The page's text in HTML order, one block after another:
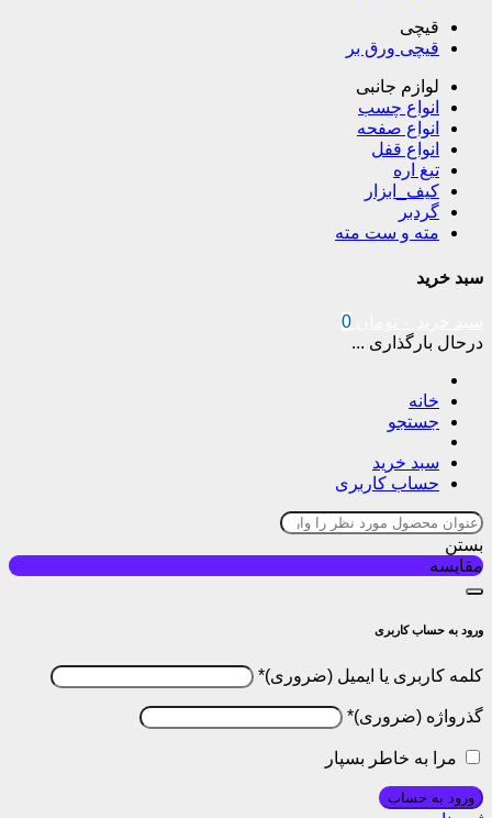
قیچی
قیچی ورق بر
لوازم جانبی
انواع چسب
انواع صفحه
انواع قفل
تیغ اره
کیف_ابزار
گردبر
مته و ست مته
سبد خرید
0
درحال بارگذاری ...
خانه
جستجو
سبد خرید
حساب کاربری
بستن
مقایسه
ورود به حساب کاربری
کلمه کاربری یا ایمیل *
گذرواژه *
مرا به خاطر بسپار
ورود به حساب